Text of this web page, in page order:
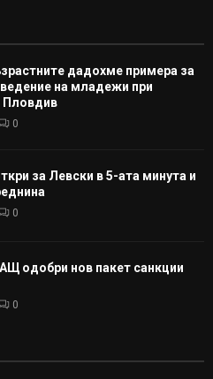
дадохме примера за
на младежи при
Пловдив
0
за Левски в 5-ата минута и
0
одобри нов пакет санкции
0